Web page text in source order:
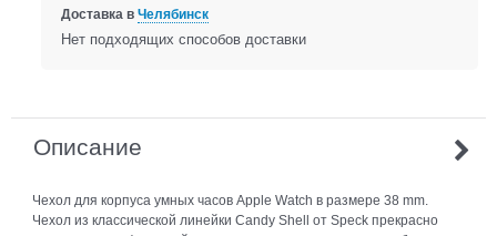
Доставка в Челябинск
Нет подходящих способов доставки
Описание
Чехол для корпуса умных часов Apple Watch в размере 38 mm.
Чехол из классической линейки Candy Shell от Speck прекрасно